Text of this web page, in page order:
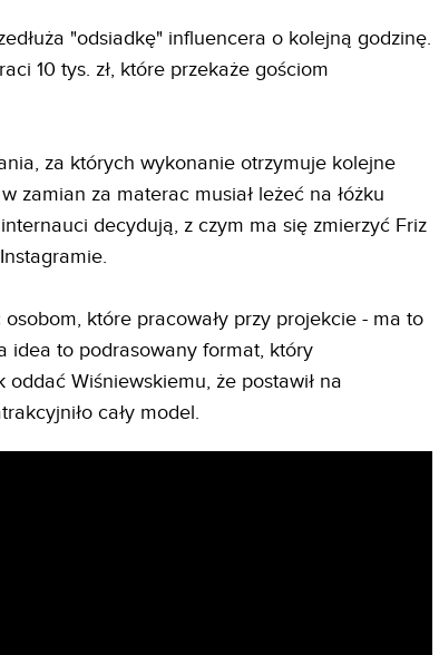
"odsiadkę" influencera o kolejną godzinę.
10 tys. zł, które przekaże gościom
za których wykonanie otrzymuje kolejne
zamian za materac musiał leżeć na łóżku
decydują, z czym ma się zmierzyć Friz
które pracowały przy projekcie - ma to
idea to podrasowany format, który
Wiśniewskiemu, że postawił na
cały model.